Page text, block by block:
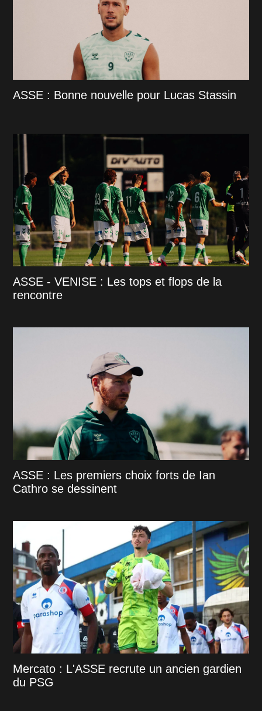
ASSE : Bonne nouvelle pour Lucas Stassin
ASSE - VENISE : Les tops et flops de la
rencontre
ASSE : Les premiers choix forts de Ian
Cathro se dessinent
Mercato : L'ASSE recrute un ancien gardien
du PSG